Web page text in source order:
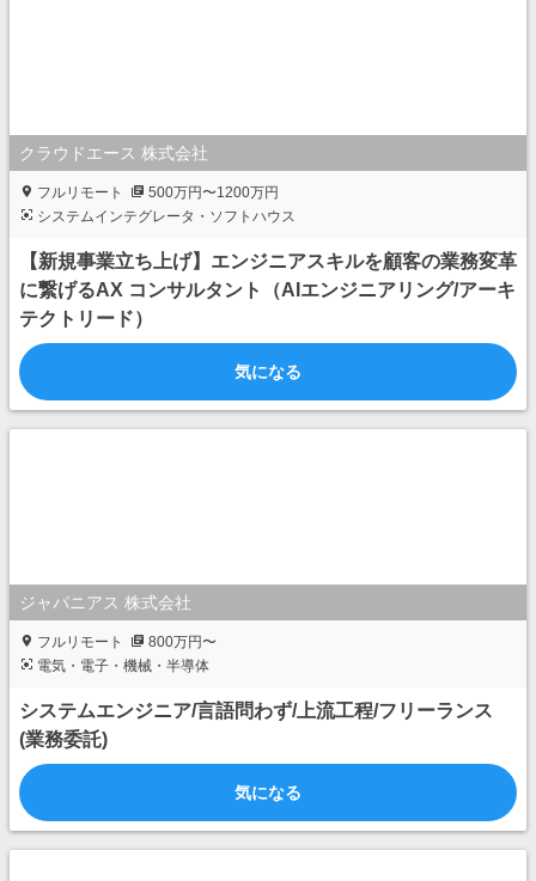
クラウドエース 株式会社
フルリモート
500万円〜1200万円
システムインテグレータ・ソフトハウス
【新規事業立ち上げ】エンジニアスキルを顧客の業務変革
に繋げるAX コンサルタント（AIエンジニアリング/アーキ
テクトリード）
気になる
ジャパニアス 株式会社
フルリモート
800万円〜
電気・電子・機械・半導体
システムエンジニア/言語問わず/上流工程/フリーランス
(業務委託)
気になる